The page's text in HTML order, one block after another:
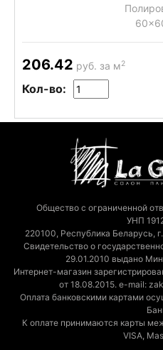
206.42 руб. за м2
Кол-во:
Общество с ограниченной
УНП
220100, Республика Беларусь,
Свидетельство о
29.01.2010 выдано
Интернет-магазин
от 18.08.2015. e-mail:
Оплата банковскими картами
К оплате принимаются карты
VISA,